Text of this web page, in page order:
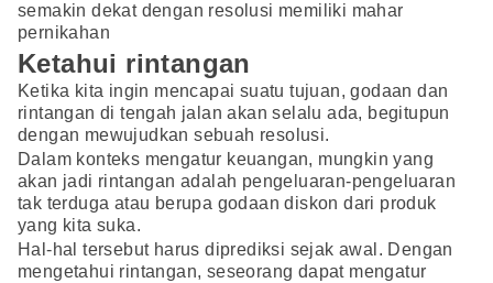
semakin dekat dengan resolusi memiliki mahar
pernikahan
Ketahui rintangan
Ketika kita ingin mencapai suatu tujuan, godaan dan
rintangan di tengah jalan akan selalu ada, begitupun
dengan mewujudkan sebuah resolusi.
Dalam konteks mengatur keuangan, mungkin yang
akan jadi rintangan adalah pengeluaran-pengeluaran
tak terduga atau berupa godaan diskon dari produk
yang kita suka.
Hal-hal tersebut harus diprediksi sejak awal. Dengan
mengetahui rintangan, seseorang dapat mengatur